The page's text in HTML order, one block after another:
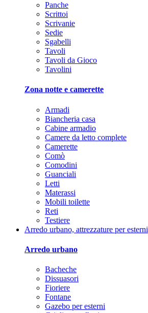
Panche
Scrittoi
Scrivanie
Sedie
Sgabelli
Tavoli
Tavoli da Gioco
Tavolini
Zona notte e camerette
Armadi
Biancheria casa
Cabine armadio
Camere da letto complete
Camerette
Comò
Comodini
Guanciali
Letti
Materassi
Mobili toilette
Reti
Testiere
Arredo urbano, attrezzature per esterni
Arredo urbano
Bacheche
Dissuasori
Fioriere
Fontane
Gazebo per esterni